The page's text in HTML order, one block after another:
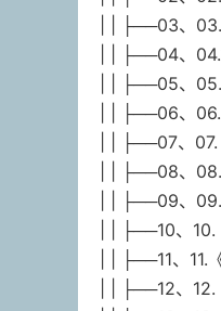
| | ├──03、
| | ├──04、
| | ├──05、
| | ├──06、
| | ├──07、
| | ├──08、
| | ├──09、
| | ├──10、
| | ├──11、
| | ├──12、